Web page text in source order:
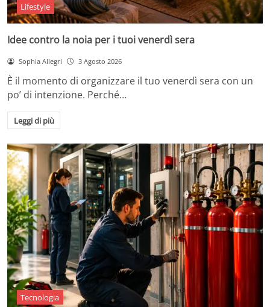
Lifestyle
Idee contro la noia per i tuoi venerdì sera
Sophia Allegri 3 Agosto 2026
È il momento di organizzare il tuo venerdì sera con un
po’ di intenzione. Perché…
Leggi di più
Tecnologia